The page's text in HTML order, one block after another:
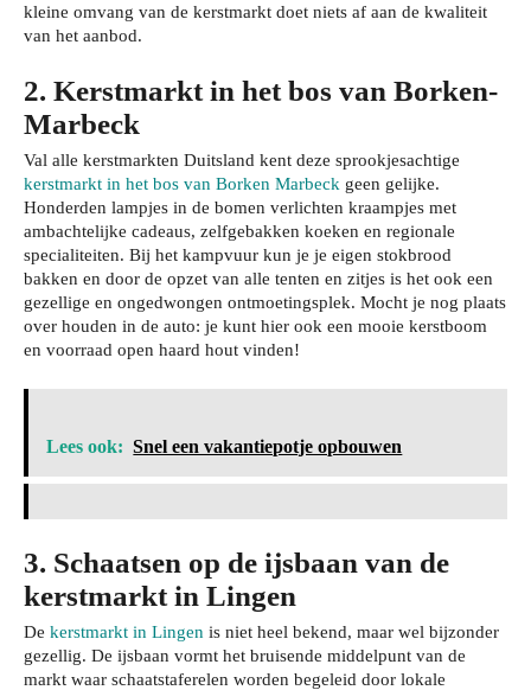
kleine omvang van de kerstmarkt doet niets af aan de kwaliteit
van het aanbod.
2. Kerstmarkt in het bos van Borken-
Marbeck
Val alle kerstmarkten Duitsland kent deze sprookjesachtige
kerstmarkt in het bos van Borken Marbeck geen gelijke.
Honderden lampjes in de bomen verlichten kraampjes met
ambachtelijke cadeaus, zelfgebakken koeken en regionale
specialiteiten. Bij het kampvuur kun je je eigen stokbrood
bakken en door de opzet van alle tenten en zitjes is het ook een
gezellige en ongedwongen ontmoetingsplek. Mocht je nog plaats
over houden in de auto: je kunt hier ook een mooie kerstboom
en voorraad open haard hout vinden!
Lees ook: Snel een vakantiepotje opbouwen
3. Schaatsen op de ijsbaan van de
kerstmarkt in Lingen
De kerstmarkt in Lingen is niet heel bekend, maar wel bijzonder
gezellig. De ijsbaan vormt het bruisende middelpunt van de
markt waar schaatstaferelen worden begeleid door lokale